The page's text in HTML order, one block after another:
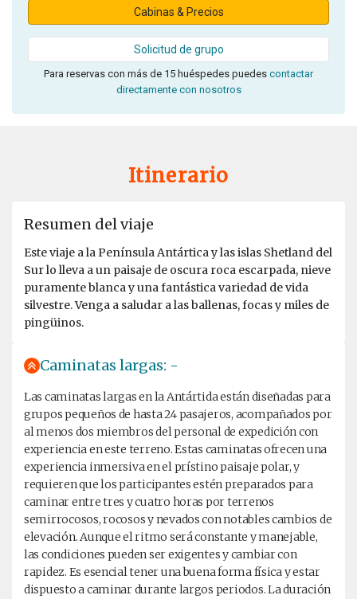
Cabinas & Precios
Solicitud de grupo
Para reservas con más de 15 huéspedes puedes contactar
directamente con nosotros
Itinerario
Resumen del viaje
Este viaje a la Península Antártica y las islas Shetland del
Sur lo lleva a un paisaje de oscura roca escarpada, nieve
puramente blanca y una fantástica variedad de vida
silvestre. Venga a saludar a las ballenas, focas y miles de
pingüinos.
Caminatas largas: -
Las caminatas largas en la Antártida están diseñadas para
grupos pequeños de hasta 24 pasajeros, acompañados por
al menos dos miembros del personal de expedición con
experiencia en este terreno. Estas caminatas ofrecen una
experiencia inmersiva en el prístino paisaje polar, y
requieren que los participantes estén preparados para
caminar entre tres y cuatro horas por terrenos
semirrocosos, rocosos y nevados con notables cambios de
elevación. Aunque el ritmo será constante y manejable,
las condiciones pueden ser exigentes y cambiar con
rapidez. Es esencial tener una buena forma física y estar
dispuesto a caminar durante largos periodos. La duración